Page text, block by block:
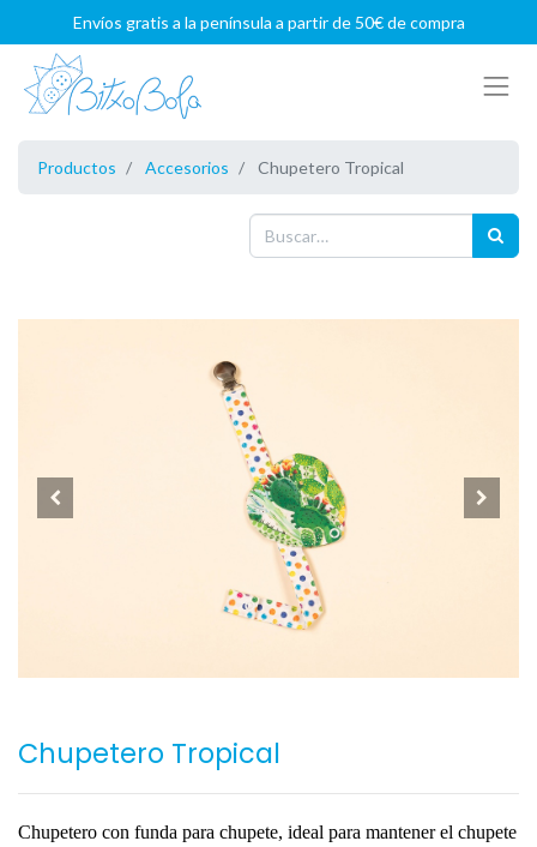
Envíos gratis a la península a partir de 50€ de compra
Productos Accesorios Chupetero Tropical
Chupetero Tropical
Chupetero con funda para chupete, ideal para mantener el chupete